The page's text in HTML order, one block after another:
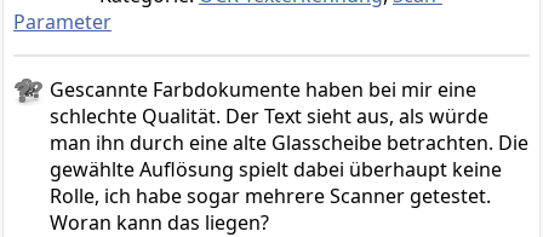
Parameter
Gescannte Farbdokumente haben bei mir eine
schlechte Qualität. Der Text sieht aus, als würde
man ihn durch eine alte Glasscheibe betrachten. Die
gewählte Auflösung spielt dabei überhaupt keine
Rolle, ich habe sogar mehrere Scanner getestet.
Woran kann das liegen?